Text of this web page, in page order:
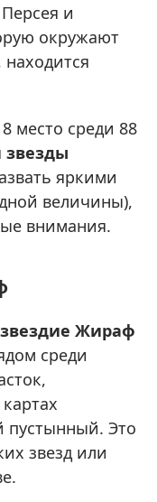
и
окружают
место среди 88
звезды
яркими
величины),
внимания.
Жираф
среди
пустынный. Это
звезд или